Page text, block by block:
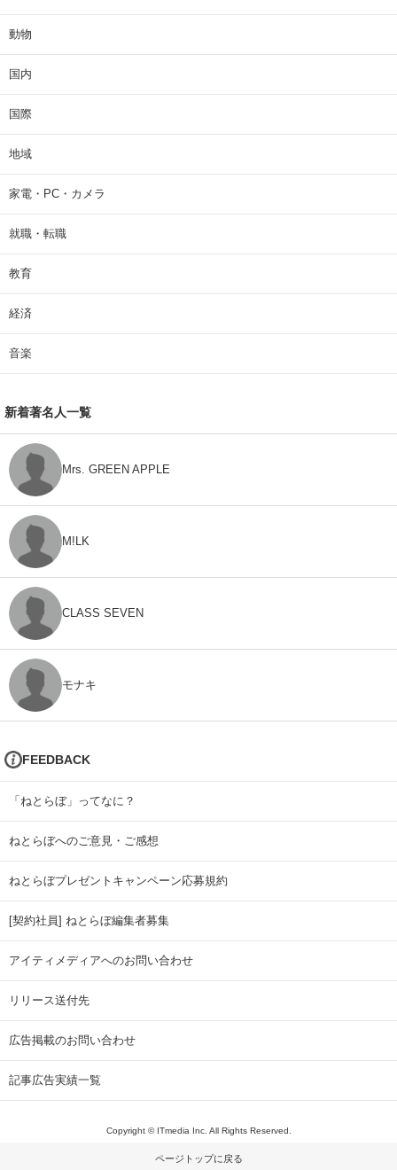
動物
国内
国際
地域
家電・PC・カメラ
就職・転職
教育
経済
音楽
新着著名人一覧
Mrs. GREEN APPLE
M!LK
CLASS SEVEN
モナキ
FEEDBACK
「ねとらぼ」ってなに？
ねとらぼへのご意見・ご感想
ねとらぼプレゼントキャンペーン応募規約
[契約社員] ねとらぼ編集者募集
アイティメディアへのお問い合わせ
リリース送付先
広告掲載のお問い合わせ
記事広告実績一覧
Copyright © ITmedia Inc. All Rights Reserved.
ページトップに戻る